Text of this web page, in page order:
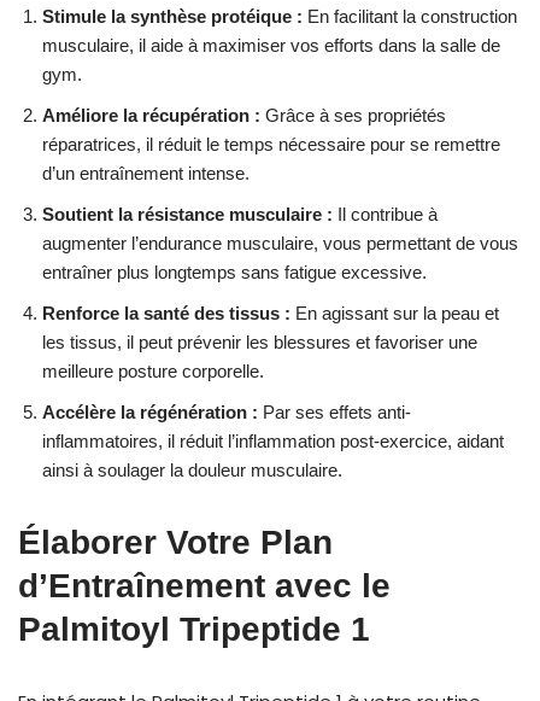
Stimule la synthèse protéique : En facilitant la construction
musculaire, il aide à maximiser vos efforts dans la salle de
gym.
Améliore la récupération : Grâce à ses propriétés
réparatrices, il réduit le temps nécessaire pour se remettre
d’un entraînement intense.
Soutient la résistance musculaire : Il contribue à
augmenter l’endurance musculaire, vous permettant de vous
entraîner plus longtemps sans fatigue excessive.
Renforce la santé des tissus : En agissant sur la peau et
les tissus, il peut prévenir les blessures et favoriser une
meilleure posture corporelle.
Accélère la régénération : Par ses effets anti-
inflammatoires, il réduit l’inflammation post-exercice, aidant
ainsi à soulager la douleur musculaire.
Élaborer Votre Plan
d’Entraînement avec le
Palmitoyl Tripeptide 1